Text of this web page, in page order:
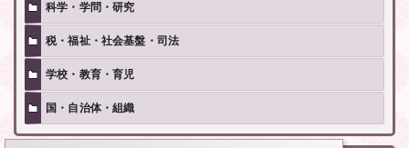
科学・学問・研究
税・福祉・社会基盤・司法
学校・教育・育児
国・自治体・組織